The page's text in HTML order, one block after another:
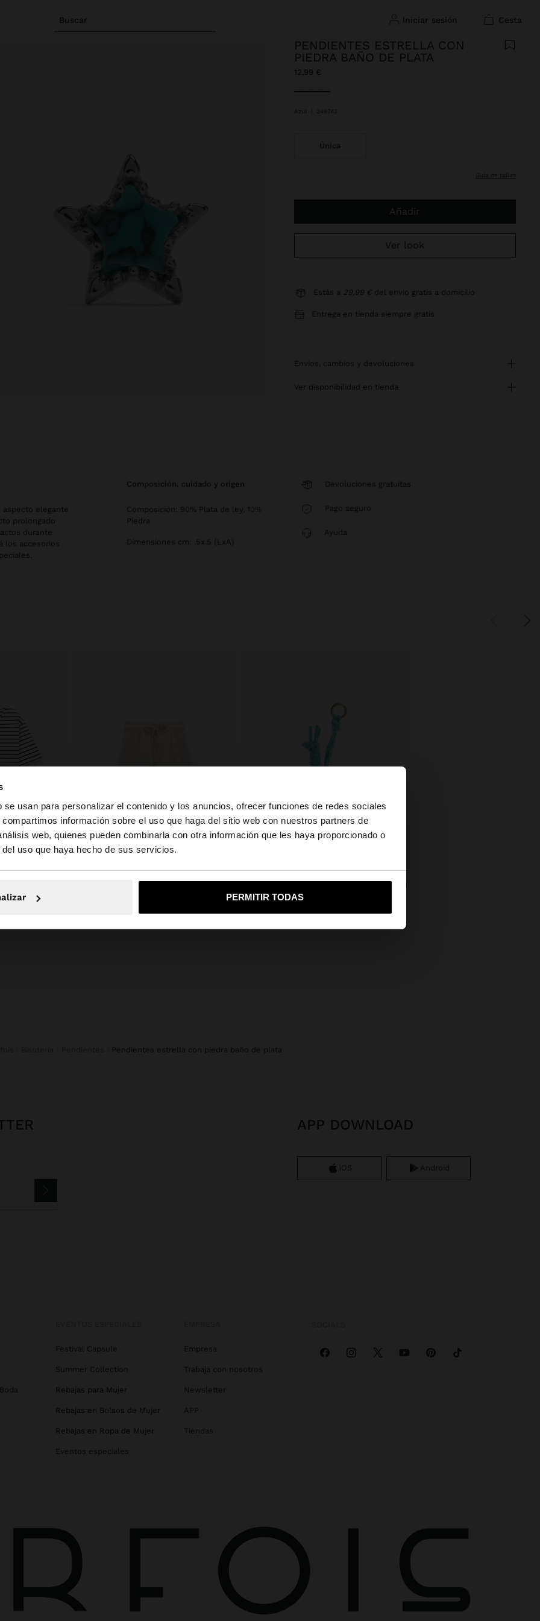
usan para personalizar el contenido y los anuncios, ofrecer funciones de redes sociales
información sobre el uso que haga del sitio web con nuestros partners de
web, quienes pueden combinarla con otra información que les haya proporcionado o
uso que haya hecho de sus servicios.
PERMITIR TODAS
Buscar iniciar sesión cesta
×
web de España. ¿Quieres ir a la web de United States?
No, continuar en la web de España Sí, llévame a United States
PENDIENTES ESTRELLA CON
PIEDRA BAÑO DE PLATA
12,99 €
Seleccionado
249743
Única
guía de tallas
Añadir
Ver look
Estás a 29,99 € del envío gratis a domicilio
Entrega en tienda siempre gratis
envíos, cambios y devoluciones
ver disponibilidad en tienda
elegante
prolongado
durante
los accesorios
composición, cuidado y origen
Composición: 90% Plata de ley, 10%
Piedra
Dimensiones cm: .5x.5 (LxA)
Devoluciones gratuitas
Pago seguro
Ayuda
+
23,99 €
pendientes estrella con piedra baño de plata
APP DOWNLOAD
iOS Android
Festival Capsule
Summer Collection
Rebajas para Mujer
Rebajas en Bolsos de Mujer
Rebajas en Ropa de Mujer
Eventos especiales
Empresa
Trabaja con nosotros
Newsletter
APP
Tiendas